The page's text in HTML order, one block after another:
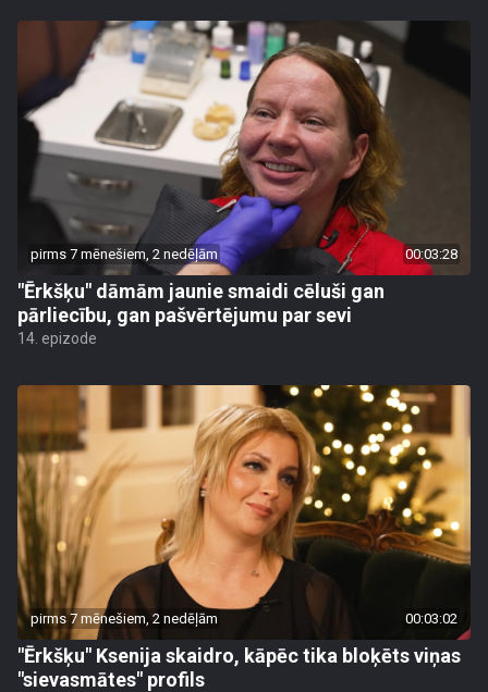
pirms 7 mēnešiem, 2 nedēļām 00:03:28
"Ērkšķu" dāmām jaunie smaidi cēluši gan
pārliecību, gan pašvērtējumu par sevi
14. epizode
pirms 7 mēnešiem, 2 nedēļām 00:03:02
"Ērkšķu" Ksenija skaidro, kāpēc tika bloķēts viņas
"sievasmātes" profils